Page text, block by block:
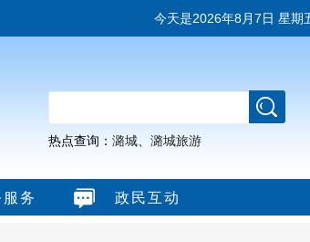
今天是2026年8月7日 星期
热点查询： 潞城 潞城旅游
务 政民互动